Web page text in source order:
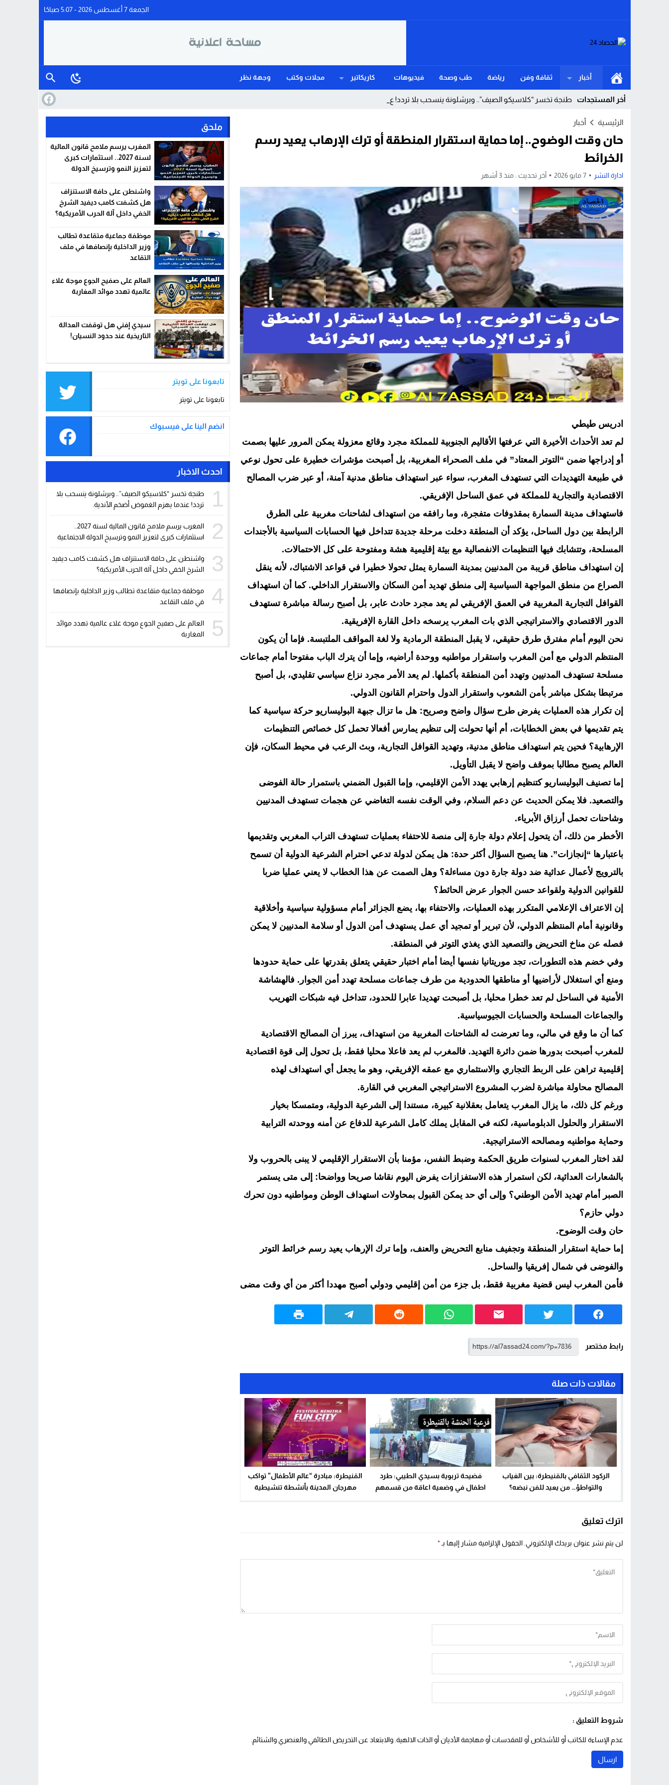
الجمعة 7 أغسطس 2026 - 5:07 صباحًا
أخبار ثقافة وفن رياضة طب وصحة فيديوهات كاريكاتير مجلات وكتب وجهة نظر
أخر المستجدات طنجة تخسر “كلاسيكو الصيف”.. وبرشلونة ينسحب بلا تردد! عندما يهزم الغ _
Previous
الرئيسية أخبار
حان وقت الوضوح.. إما حماية استقرار المنطقة أو ترك الإرهاب يعيد رسم
الخرائط
ادارة النشر 7 مايو 2026 آخر تحديث : منذ 3 أشهر
ادريس طيطي
لم تعد الأحداث الأخيرة التي عرفتها الأقاليم الجنوبية للمملكة مجرد وقائع معزولة يمكن المرور عليها بصمت
أو إدراجها ضمن “التوتر المعتاد” في ملف الصحراء المغربية، بل أصبحت مؤشرات خطيرة على تحول نوعي
في طبيعة التهديدات التي تستهدف المغرب، سواء عبر استهداف مناطق مدنية آمنة، أو عبر ضرب المصالح
الاقتصادية والتجارية للمملكة في عمق الساحل الإفريقي.
فاستهداف مدينة السمارة بمقذوفات متفجرة، وما رافقه من استهداف لشاحنات مغربية على الطرق
الرابطة بين دول الساحل، يؤكد أن المنطقة دخلت مرحلة جديدة تتداخل فيها الحسابات السياسية بالأجندات
المسلحة، وتتشابك فيها التنظيمات الانفصالية مع بيئة إقليمية هشة ومفتوحة على كل الاحتمالات.
إن استهداف مناطق قريبة من المدنيين بمدينة السمارة يمثل تحولا خطيرا في قواعد الاشتباك، لأنه ينقل
الصراع من منطق المواجهة السياسية إلى منطق تهديد أمن السكان والاستقرار الداخلي. كما أن استهداف
القوافل التجارية المغربية في العمق الإفريقي لم يعد مجرد حادث عابر، بل أصبح رسالة مباشرة تستهدف
الدور الاقتصادي والاستراتيجي الذي بات المغرب يرسخه داخل القارة الإفريقية.
نحن اليوم أمام مفترق طرق حقيقي، لا يقبل المنطقة الرمادية ولا لغة المواقف الملتبسة. فإما أن يكون
المنتظم الدولي مع أمن المغرب واستقرار مواطنيه ووحدة أراضيه، وإما أن يترك الباب مفتوحا أمام جماعات
مسلحة تستهدف المدنيين وتهدد أمن المنطقة بأكملها. لم يعد الأمر مجرد نزاع سياسي تقليدي، بل أصبح
مرتبطا بشكل مباشر بأمن الشعوب واستقرار الدول واحترام القانون الدولي.
إن تكرار هذه العمليات يفرض طرح سؤال واضح وصريح: هل ما تزال جبهة البوليساريو حركة سياسية كما
يتم تقديمها في بعض الخطابات، أم أنها تحولت إلى تنظيم يمارس أفعالا تحمل كل خصائص التنظيمات
الإرهابية؟ فحين يتم استهداف مناطق مدنية، وتهديد القوافل التجارية، وبث الرعب في محيط السكان، فإن
العالم يصبح مطالبا بموقف واضح لا يقبل التأويل.
إما تصنيف البوليساريو كتنظيم إرهابي يهدد الأمن الإقليمي، وإما القبول الضمني باستمرار حالة الفوضى
والتصعيد. فلا يمكن الحديث عن دعم السلام، وفي الوقت نفسه التغاضي عن هجمات تستهدف المدنيين
وشاحنات تحمل أرزاق الأبرياء.
الأخطر من ذلك، أن يتحول إعلام دولة جارة إلى منصة للاحتفاء بعمليات تستهدف التراب المغربي وتقديمها
باعتبارها “إنجازات”. هنا يصبح السؤال أكثر حدة: هل يمكن لدولة تدعي احترام الشرعية الدولية أن تسمح
بالترويج لأعمال عدائية ضد دولة جارة دون مساءلة؟ وهل الصمت عن هذا الخطاب لا يعني عمليا ضربا
للقوانين الدولية ولقواعد حسن الجوار عرض الحائط؟
إن الاعتراف الإعلامي المتكرر بهذه العمليات، والاحتفاء بها، يضع الجزائر أمام مسؤولية سياسية وأخلاقية
وقانونية أمام المنتظم الدولي، لأن تبرير أو تمجيد أي عمل يستهدف أمن الدول أو سلامة المدنيين لا يمكن
فصله عن مناخ التحريض والتصعيد الذي يغذي التوتر في المنطقة.
وفي خضم هذه التطورات، تجد موريتانيا نفسها أيضا أمام اختبار حقيقي يتعلق بقدرتها على حماية حدودها
ومنع أي استغلال لأراضيها أو مناطقها الحدودية من طرف جماعات مسلحة تهدد أمن الجوار. فالهشاشة
الأمنية في الساحل لم تعد خطرا محليا، بل أصبحت تهديدا عابرا للحدود، تتداخل فيه شبكات التهريب
والجماعات المسلحة والحسابات الجيوسياسية.
كما أن ما وقع في مالي، وما تعرضت له الشاحنات المغربية من استهداف، يبرز أن المصالح الاقتصادية
للمغرب أصبحت بدورها ضمن دائرة التهديد. فالمغرب لم يعد فاعلا محليا فقط، بل تحول إلى قوة اقتصادية
إقليمية تراهن على الربط التجاري والاستثماري مع عمقه الإفريقي، وهو ما يجعل أي استهداف لهذه
المصالح محاولة مباشرة لضرب المشروع الاستراتيجي المغربي في القارة.
ورغم كل ذلك، ما يزال المغرب يتعامل بعقلانية كبيرة، مستندا إلى الشرعية الدولية، ومتمسكا بخيار
الاستقرار والحلول الدبلوماسية، لكنه في المقابل يملك كامل الشرعية للدفاع عن أمنه ووحدته الترابية
وحماية مواطنيه ومصالحه الاستراتيجية.
لقد اختار المغرب لسنوات طريق الحكمة وضبط النفس، مؤمنا بأن الاستقرار الإقليمي لا يبنى بالحروب ولا
بالشعارات العدائية، لكن استمرار هذه الاستفزازات يفرض اليوم نقاشا صريحا وواضحا: إلى متى يستمر
الصبر أمام تهديد الأمن الوطني؟ وإلى أي حد يمكن القبول بمحاولات استهداف الوطن ومواطنيه دون تحرك
دولي حازم؟
حان وقت الوضوح.
إما حماية استقرار المنطقة وتجفيف منابع التحريض والعنف، وإما ترك الإرهاب يعيد رسم خرائط التوتر
والفوضى في شمال إفريقيا والساحل.
فأمن المغرب ليس قضية مغربية فقط، بل جزء من أمن إقليمي ودولي أصبح مهددا أكثر من أي وقت مضى
رابط مختصر
مقالات ذات صلة
الركود الثقافي بالقنيطرة: بين الغياب
والتواطؤ… من يعيد للفن نبضه؟
فضيحة تربوية بسيدي الطيبي: طرد
اطفال في وضعية اعاقة من قسمهم
القنيطرة: مبادرة “عالم الأطفال” تواكب
مهرجان المدينة بأنشطة تنشيطية
اترك تعليق
لن يتم نشر عنوان بريدك الإلكتروني. الحقول الإلزامية مشار إليها بـ *
شروط التعليق :
عدم الإساءة للكاتب أو للأشخاص أو للمقدسات أو مهاجمة الأديان أو الذات الالهية. والابتعاد عن التحريض الطائفي والعنصري والشتائم.
ملحق
المغرب يرسم ملامح قانون المالية
لسنة 2027.. استثمارات كبرى
لتعزيز النمو وترسيخ الدولة
واشنطن على حافة الاستنزاف
هل كشفت كامب ديفيد الشرخ
الخفي داخل آلة الحرب الأمريكية؟
موظفة جماعية متقاعدة تطالب
وزير الداخلية بإنصافها في ملف
التقاعد
العالم على صفيح الجوع موجة غلاء
عالمية تهدد موائد المغاربة
سيدي إفني هل توقفت العدالة
التاريخية عند حدود النسيان!
تابعونا على تويتر
تابعونا على تويتر
انضم الينا على فيسبوك
احدث الاخبار
1
طنجة تخسر “كلاسيكو الصيف”.. وبرشلونة ينسحب بلا
تردد! عندما يهزم الغموض أضخم الأندية.
2
استثمارات كبرى لتعزيز النمو وترسيخ الدولة الاجتماعية
3
واشنطن على حافة الاستنزاف هل كشفت كامب ديفيد
الشرخ الخفي داخل آلة الحرب الأمريكية؟
4
موظفة جماعية متقاعدة تطالب وزير الداخلية بإنصافها
في ملف التقاعد
5
العالم على صفيح الجوع موجة غلاء عالمية تهدد موائد
المغاربة